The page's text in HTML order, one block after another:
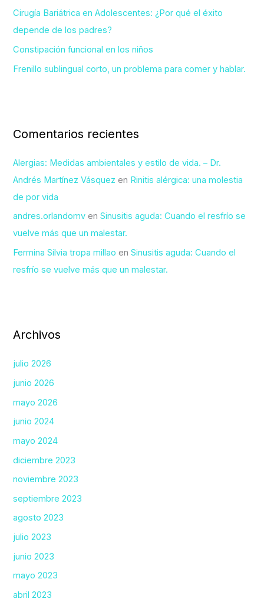
:Cirugía Bariátrica en Adolescentes: ¿Por qué el éxito
depende de los padres?
Constipación funcional en los niños
Frenillo sublingual corto, un problema para comer y hablar.
Comentarios recientes
Alergias: Medidas ambientales y estilo de vida. – Dr.
Andrés Martínez Vásquez en Rinitis alérgica: una molestia
de por vida
andres.orlandomv enSinusitis aguda: Cuando el resfrío se
vuelve más que un malestar.
Fermina Silvia tropa millao enSinusitis aguda: Cuando el
resfrío se vuelve más que un malestar.
Archivos
julio 2026
junio 2026
mayo 2026
junio 2024
mayo 2024
diciembre 2023
noviembre 2023
septiembre 2023
agosto 2023
julio 2023
junio 2023
mayo 2023
abril 2023